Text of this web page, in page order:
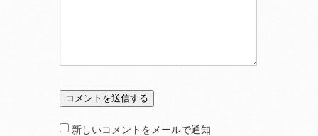
新しいコメントをメールで通知